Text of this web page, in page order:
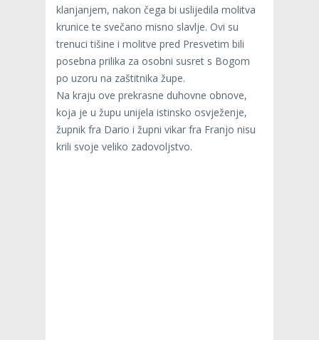
klanjanjem, nakon čega bi uslijedila molitva
krunice te svečano misno slavlje. Ovi su
trenuci tišine i molitve pred Presvetim bili
posebna prilika za osobni susret s Bogom
po uzoru na zaštitnika župe.
Na kraju ove prekrasne duhovne obnove,
koja je u župu unijela istinsko osvježenje,
župnik fra Dario i župni vikar fra Franjo nisu
krili svoje veliko zadovoljstvo.